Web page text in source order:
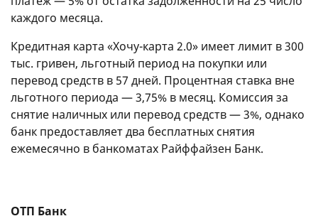
каждого месяца.
Кредитная карта «Хочу-карта 2.0» имеет лимит в 300
тыс. гривен, льготный период на покупки или
перевод средств в 57 дней. Процентная ставка вне
льготного периода — 3,75% в месяц. Комиссия за
снятие наличных или перевод средств — 3%, однако
банк предоставляет два бесплатных снятия
ежемесячно в банкоматах Райффайзен Банк.
ОТП Банк